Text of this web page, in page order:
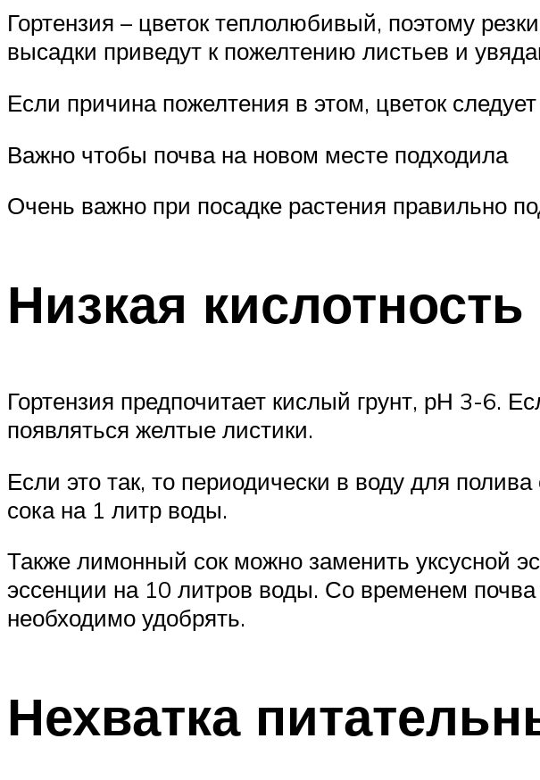
Гортензия – цветок теплолюбивый, поэтому
высадки приведут к пожелтению листьев и
Если причина пожелтения в этом, цветок
Важно чтобы почва на новом месте подходила
Очень важно при посадке растения правильно
Низкая
Гортензия предпочитает кислый грунт, рН 3-6.
появляться желтые листики.
Если это так, то периодически в воду для
сока на 1 литр воды.
Также лимонный сок можно заменить уксусной
эссенции на 10 литров воды. Со временем
необходимо удобрять.
Нехватка